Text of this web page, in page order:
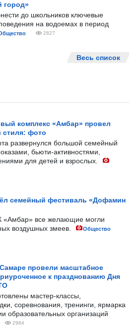
город»
до школьников ключевые
на водоемах в период
2827
Весь список
комплекс «Амбар» провел
стиля: фото
развернулся большой семейный
бьюти-активностями,
для детей и взрослых.
семейный фестиваль «Дофамин
«Амбар» все желающие могли
воздушных змеев.
Общество
провели масштабное
к празднованию Дня
мастер-классы,
соревнования, тренинги, ярмарка
образовательных организаций
2984